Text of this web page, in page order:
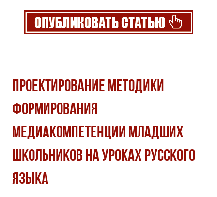
ПРОЕКТИРОВАНИЕ МЕТОДИКИ
ФОРМИРОВАНИЯ
МЕДИАКОМПЕТЕНЦИИ МЛАДШИХ
ШКОЛЬНИКОВ НА УРОКАХ РУССКОГО
ЯЗЫКА